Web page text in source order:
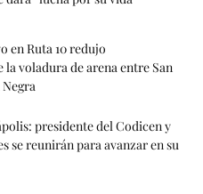
en Ruta 10 redujo
voladura de arena entre San
presidente del Codicen y
se reunirán para avanzar en su